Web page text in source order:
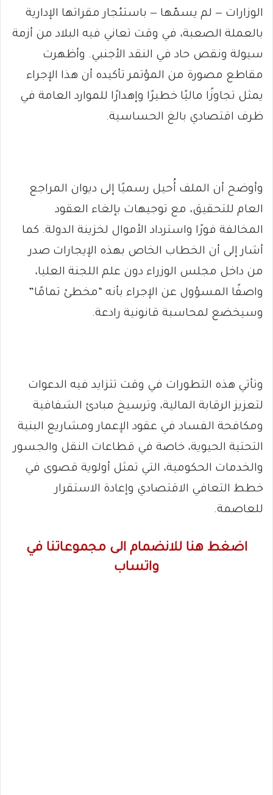
الوزارات — لم يسمّها — باستئجار مقراتها الإدارية
بالعملة الصعبة، في وقت تعاني فيه البلاد من أزمة
سيولة ونقص حاد في النقد الأجنبي. وأظهرت
مقاطع مصورة من المؤتمر تأكيده أن هذا الإجراء
يمثل تجاوزًا ماليًا خطيرًا وإهدارًا للموارد العامة في
ظرف اقتصادي بالغ الحساسية.
وأوضح أن الملف أُحيل رسميًا إلى ديوان المراجع
العام للتحقيق، مع توجيهات بإلغاء العقود
المخالفة فورًا واسترداد الأموال لخزينة الدولة. كما
أشار إلى أن الخطاب الخاص بهذه الإيجارات صدر
من داخل مجلس الوزراء دون علم اللجنة العليا،
واصفًا المسؤول عن الإجراء بأنه “مخطئ تمامًا”
وسيخضع لمحاسبة قانونية رادعة.
وتأتي هذه التطورات في وقت تتزايد فيه الدعوات
لتعزيز الرقابة المالية، وترسيخ مبادئ الشفافية
ومكافحة الفساد في عقود الإعمار ومشاريع البنية
التحتية الحيوية، خاصة في قطاعات النقل والجسور
والخدمات الحكومية، التي تمثل أولوية قصوى في
خطط التعافي الاقتصادي وإعادة الاستقرار
للعاصمة.
اضغط هنا للانضمام الى مجموعاتنا في
واتساب